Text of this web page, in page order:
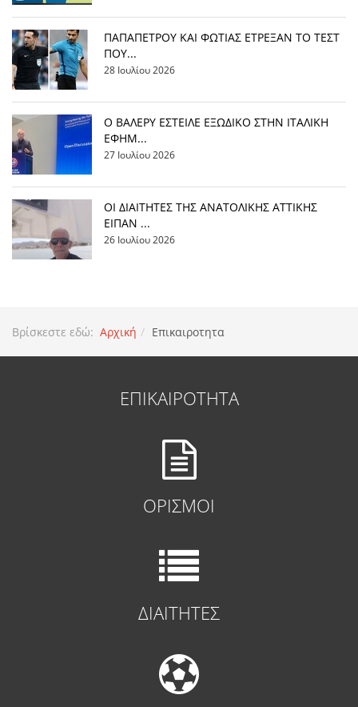
ΠΑΠΑΠΕΤΡΟΥ ΚΑΙ ΦΩΤΙΑΣ ΕΤΡΕΞΑΝ ΤΟ ΤΕΣΤ
ΠΟΥ...
28 Ιουλίου 2026
Ο ΒΑΛΕΡΥ ΕΣΤΕΙΛΕ ΕΞΩΔΙΚΟ ΣΤΗΝ ΙΤΑΛΙΚΗ
ΕΦΗΜ...
27 Ιουλίου 2026
ΟΙ ΔΙΑΙΤΗΤΕΣ ΤΗΣ ΑΝΑΤΟΛΙΚΗΣ ΑΤΤΙΚΗΣ
ΕΙΠΑΝ ...
26 Ιουλίου 2026
Βρίσκεστε εδώ: Αρχική Επικαιροτητα
ΕΠΙΚΑΙΡΟΤΗΤΑ
ΟΡΙΣΜΟΙ
ΔΙΑΙΤΗΤΕΣ